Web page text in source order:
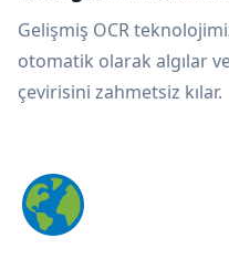
Gelişmiş OCR
otomatik olarak algılar
çevirisini zahmetsiz kılar.